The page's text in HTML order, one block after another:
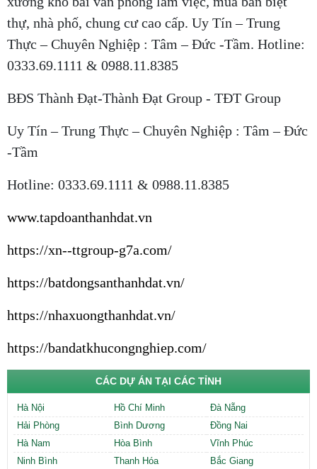
thự, nhà phố, chung cư cao cấp. Uy Tín – Trung
Thực – Chuyên Nghiệp : Tâm – Đức -Tầm. Hotline:
0333.69.1111 & 0988.11.8385
BĐS Thành Đạt-Thành Đạt Group - TĐT Group
Uy Tín – Trung Thực – Chuyên Nghiệp : Tâm – Đức
-Tầm
Hotline: 0333.69.1111 & 0988.11.8385
www.tapdoanthanhdat.vn
https://xn--ttgroup-g7a.com/
https://batdongsanthanhdat.vn/
https://nhaxuongthanhdat.vn/
https://bandatkhucongnghiep.com/
CÁC DỰ ÁN TẠI CÁC TỈNH
Hà Nội Hồ Chí Minh
Đà Nẵng
Hải Phòng
Bình Dương
Đồng Nai
Hà Nam
Hòa Bình
Vĩnh Phúc
Ninh Bình
Thanh Hóa
Bắc Giang